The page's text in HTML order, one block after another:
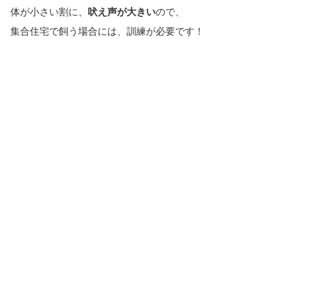
体が小さい割に、 吠え声が大きいので、
集合住宅で飼う場合には、訓練が必要です！